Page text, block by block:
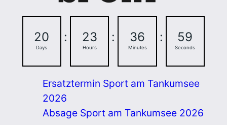
20
Days
: 23
Hours
: 36
Minutes
: 58
Seconds
Ersatztermin Sport am Tankumsee
2026
Absage Sport am Tankumsee 2026